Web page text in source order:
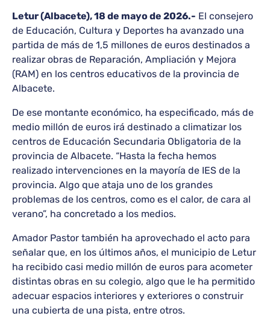
Letur (Albacete), 18 de mayo de 2026.- El consejero
de Educación, Cultura y Deportes ha avanzado una
partida de más de 1,5 millones de euros destinados a
realizar obras de Reparación, Ampliación y Mejora
(RAM) en los centros educativos de la provincia de
Albacete.
De ese montante económico, ha especificado, más de
medio millón de euros irá destinado a climatizar los
centros de Educación Secundaria Obligatoria de la
provincia de Albacete. “Hasta la fecha hemos
realizado intervenciones en la mayoría de IES de la
provincia. Algo que ataja uno de los grandes
problemas de los centros, como es el calor, de cara al
verano”, ha concretado a los medios.
Amador Pastor también ha aprovechado el acto para
señalar que, en los últimos años, el municipio de Letur
ha recibido casi medio millón de euros para acometer
distintas obras en su colegio, algo que le ha permitido
adecuar espacios interiores y exteriores o construir
una cubierta de una pista, entre otros.